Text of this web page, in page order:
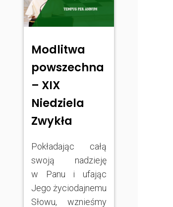
Modlitwa
powszechna
– XIX
Niedziela
Zwykła
Pokładając całą
swoją nadzieję
w Panu i ufając
Jego życiodajnemu
Słowu, wznieśmy